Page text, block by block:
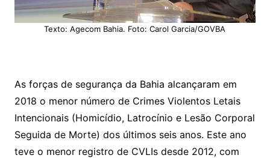
Texto: Agecom Bahia. Foto: Carol Garcia/GOVBA
As forças de segurança da Bahia alcançaram em
2018 o menor número de Crimes Violentos Letais
Intencionais (Homicídio, Latrocínio e Lesão Corporal
Seguida de Morte) dos últimos seis anos. Este ano
teve o menor registro de CVLIs desde 2012, com